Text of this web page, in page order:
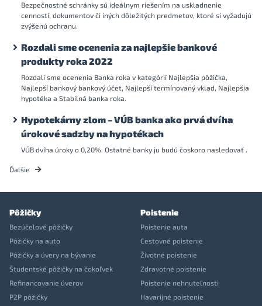
Bezpečnostné schránky sú ideálnym riešením na uskladnenie
cenností, dokumentov či iných dôležitých predmetov, ktoré si vyžadujú
zvýšenú ochranu.
Rozdali sme ocenenia za najlepšie bankové
produkty roka 2022
Rozdali sme ocenenia Banka roka v kategórií Najlepšia pôžička,
Najlepší bankový bankový účet, Najlepší termínovaný vklad, Najlepšia
hypotéka a Stabilná banka roka.
Hypotekárny zlom – VÚB banka ako prvá dvíha
úrokové sadzby na hypotékach
VÚB dvíha úroky o 0,20%. Ostatné banky ju budú čoskoro nasledovať .
Ďalšie
Pôžičky
Bezúčelové pôžičky
Pôžičky na auto
Pôžičky a úvery na bývanie
Študentské pôžičky na čokoľvek
Refinancovanie úverov
P2P pôžičky
Poistenie
Poistenie auta
Cestovné poistenie
Životné poistenie
Zdravotné poistenie
Poistenie nehnuteľnosti
Havarijné poistenie